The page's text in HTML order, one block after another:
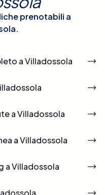
prenotabili a
.
a Villadossola
a Villadossola
a Villadossola
a Villadossola